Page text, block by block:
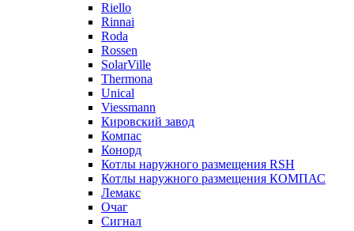
Riello
Rinnai
Roda
Rossen
SolarVille
Thermona
Unical
Viessmann
Кировский завод
Компас
Конорд
Котлы наружного размещения RSH
Котлы наружного размещения КОМПАС
Лемакс
Очаг
Сигнал